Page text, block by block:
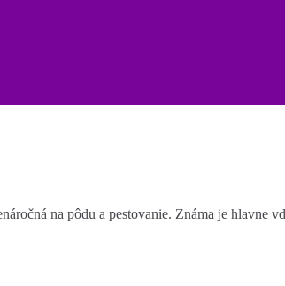
na pôdu a pestovanie. Známa je hlavne